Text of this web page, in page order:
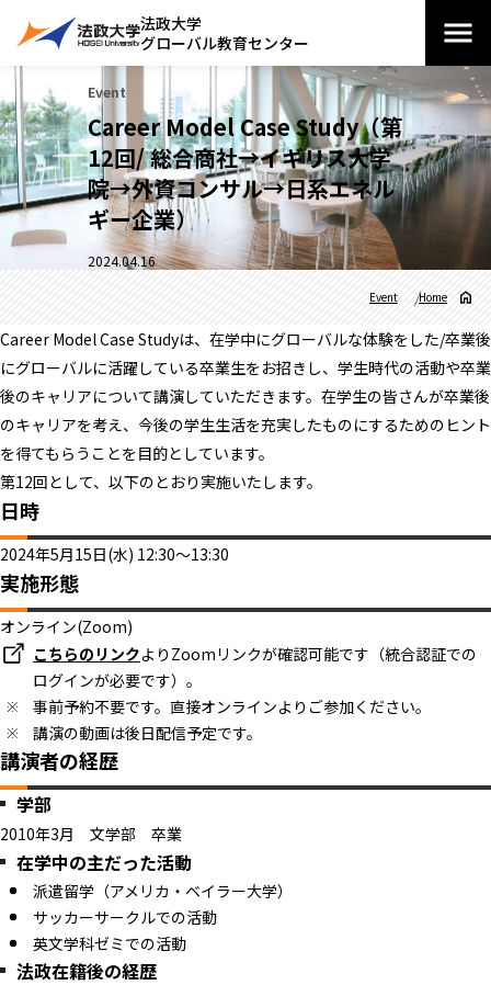
法政大学
グローバル教育センター
Event
Career Model Case Study（第
12回/ 総合商社→イギリス大学
院→外資コンサル→日系エネル
ギー企業）
2024.04.16
Home
Event
Career Model Case Studyは、在学中にグローバルな体験をした/卒業後
にグローバルに活躍している卒業生をお招きし、学生時代の活動や卒業
後のキャリアについて講演していただきます。在学生の皆さんが卒業後
のキャリアを考え、今後の学生生活を充実したものにするためのヒント
を得てもらうことを目的としています。
第12回として、以下のとおり実施いたします。
日時
2024年5月15日(水) 12:30～13:30
実施形態
オンライン(Zoom)
こちらのリンクよりZoomリンクが確認可能です（統合認証での
ログインが必要です）。
事前予約不要です。直接オンラインよりご参加ください。
講演の動画は後日配信予定です。
講演者の経歴
学部
2010年3月 文学部 卒業
在学中の主だった活動
派遣留学（アメリカ・ベイラー大学）
サッカーサークルでの活動
英文学科ゼミでの活動
法政在籍後の経歴